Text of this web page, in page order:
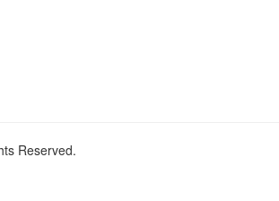
Reserved.